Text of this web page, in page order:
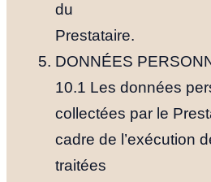
du
Prestataire.
DONNÉES
10.1 Les données
collectées par le
cadre de l’exécution
traitées